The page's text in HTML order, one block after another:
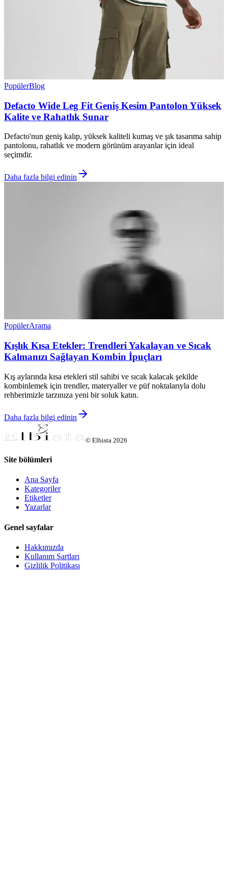
PopülerBlog
Defacto Wide Leg Fit Geniş Kesim Pantolon Yüksek
Kalite ve Rahatlık Sunar
Defacto'nun geniş kalıp, yüksek kaliteli kumaş ve şık tasarıma sahip
pantolonu, rahatlık ve modern görünüm arayanlar için ideal
seçimdir.
Daha fazla bilgi edinin
PopülerArama
Kışlık Kısa Etekler: Trendleri Yakalayan ve Sıcak
Kalmanızı Sağlayan Kombin İpuçları
Kış aylarında kısa etekleri stil sahibi ve sıcak kalacak şekilde
kombinlemek için trendler, materyaller ve püf noktalarıyla dolu
rehberimizle tarzınıza yeni bir soluk katın.
Daha fazla bilgi edinin
© Elbista 2026
Site bölümleri
Ana Sayfa
Kategoriler
Etiketler
Yazarlar
Genel sayfalar
Hakkımızda
Kullanım Şartları
Gizlilik Politikası